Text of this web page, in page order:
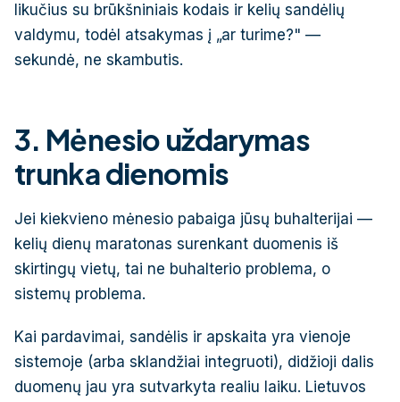
likučius su brūkšniniais kodais ir kelių sandėlių
valdymu, todėl atsakymas į „ar turime?" —
sekundė, ne skambutis.
3. Mėnesio uždarymas
trunka dienomis
Jei kiekvieno mėnesio pabaiga jūsų buhalterijai —
kelių dienų maratonas surenkant duomenis iš
skirtingų vietų, tai ne buhalterio problema, o
sistemų problema.
Kai pardavimai, sandėlis ir apskaita yra vienoje
sistemoje (arba sklandžiai integruoti), didžioji dalis
duomenų jau yra sutvarkyta realiu laiku. Lietuvos